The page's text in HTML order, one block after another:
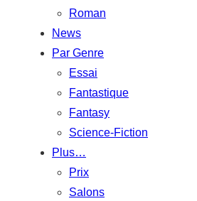
Roman
News
Par Genre
Essai
Fantastique
Fantasy
Science-Fiction
Plus…
Prix
Salons